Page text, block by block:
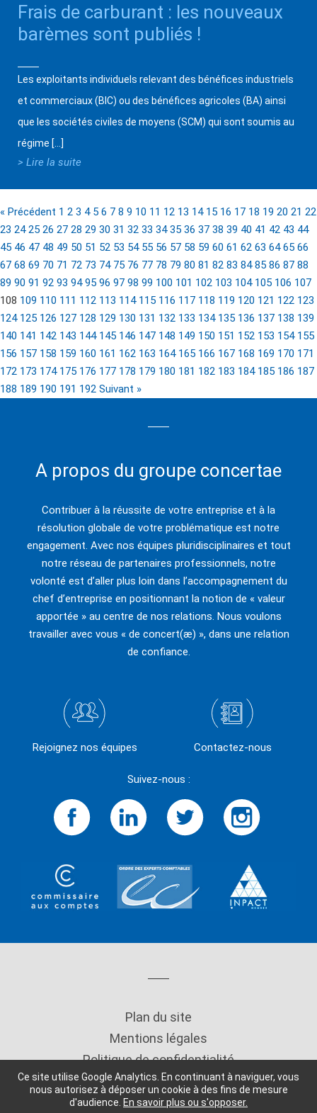
Ce site utilise Google Analytics. En continuant à naviguer, vous
nous autorisez à déposer un cookie à des fins de mesure
d'audience. En savoir plus ou s'opposer.
Frais de carburant : les nouveaux
barèmes sont publiés !
Les exploitants individuels relevant des bénéfices industriels
et commerciaux (BIC) ou des bénéfices agricoles (BA) ainsi
que les sociétés civiles de moyens (SCM) qui sont soumis au
régime […]
> Lire la suite
« Précédent 1 2 3 4 5 6 7 8 9 10 11 12 13 14 15 16 17 18 19 20 21 22
23 24 25 26 27 28 29 30 31 32 33 34 35 36 37 38 39 40 41 42 43 44
45 46 47 48 49 50 51 52 53 54 55 56 57 58 59 60 61 62 63 64 65 66
67 68 69 70 71 72 73 74 75 76 77 78 79 80 81 82 83 84 85 86 87 88
89 90 91 92 93 94 95 96 97 98 99 100 101 102 103 104 105 106 107
108 109 110 111 112 113 114 115 116 117 118 119 120 121 122 123
124 125 126 127 128 129 130 131 132 133 134 135 136 137 138 139
140 141 142 143 144 145 146 147 148 149 150 151 152 153 154 155
156 157 158 159 160 161 162 163 164 165 166 167 168 169 170 171
172 173 174 175 176 177 178 179 180 181 182 183 184 185 186 187
188 189 190 191 192 Suivant »
A propos du groupe concertae
Contribuer à la réussite de votre entreprise et à la
résolution globale de votre problématique est notre
engagement. Avec nos équipes pluridisciplinaires et tout
notre réseau de partenaires professionnels, notre
volonté est d’aller plus loin dans l’accompagnement du
chef d’entreprise en positionnant la notion de « valeur
apportée » au centre de nos relations. Nous voulons
travailler avec vous « de concert(æ) », dans une relation
de confiance.
Suivez-nous :
Rejoignez nos équipes Contactez-nous
Plan du site
Mentions légales
Politique de confidentialité
Copyright